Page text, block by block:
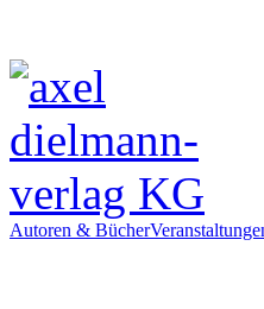
Autoren & Bücher